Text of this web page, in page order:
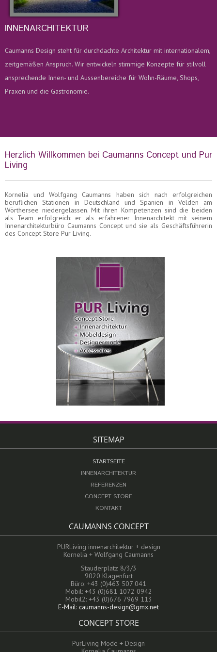
INNENARCHITEKTUR
Caumanns Design steht für durchdachte Architektur mit internationalem,
zeitgemäßen Anspruch. Wir entwickeln stimmige Konzepte für stilvoll
ansprechende Innen- und Aussenbereiche für Wohn-Räume, Shops,
Praxen und die Gastronomie.
Herzlich Willkommen bei Caumanns Concept und Pur
Living
Kornelia und Wolfgang Caumanns haben sich nach erfolgreichen
beruflichen Stationen in Deutschland und Spanien in Velden am
Wörthersee niedergelassen. Mit ihren Kompetenzen sind die beiden
als Team erfolgreich: er als erfahrener Innenarchitekt mit seinem
Innenarchitekturbüro Caumanns Concept und sie als Geschäftsführerin
des Concept Store Pur Living.
SITEMAP
Navigation
STARTSEITE
INNENARCHITEKTUR
REFERENZEN
CONCEPT STORE
KONTAKT
CAUMANNS CONCEPT
PURLiving innenarchitektur + design
Kornelia + Wolfgang Caumanns
Stauderplatz 8/3/3
9020 Klagenfurt
Büro: +43 (0)463 507 041
Mobil: +43 (0)681 1072 0942
Mobil2: +43 (0)676 7969 113
E-Mail: caumanns-design@gmx.net
CONCEPT STORE
PurLiving Mode + Design